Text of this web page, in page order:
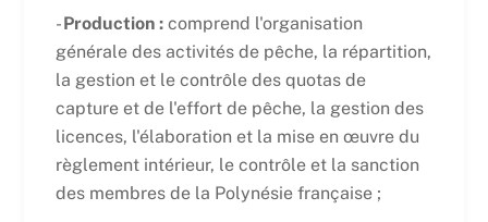
-Production :comprend l'organisation
générale des activités de pêche, la répartition,
la gestion et le contrôle des quotas de
capture et de l'effort de pêche, la gestion des
licences, l'élaboration et la mise en œuvre du
règlement intérieur, le contrôle et la sanction
des membres de la Polynésie française ;